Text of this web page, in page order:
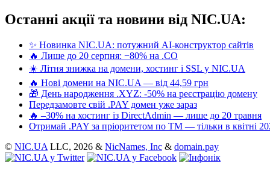
Останні акції та новини від NIC.UA:
✨ Новинка NIC.UA: потужний AI-конструктор сайтів
🔥 Лише до 20 серпня: −80% на .CO
☀️ Літня знижка на домени, хостинг і SSL у NIC.UA
🔥 Нові домени на NIC.UA — від 44,59 грн
🎁 День народження .XYZ: -50% на реєстрацію домену
Передзамовте свій .PAY домен уже зараз
🔥 –30% на хостинг із DirectAdmin — лише до 20 травня
Отримай .PAY за пріоритетом по ТМ — тільки в квітні
© NIC.UA LLC, 2026 & NicNames, Inc & domain.pay